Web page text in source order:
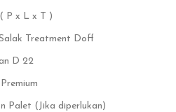
P x L x T )
Treatment Doff
D 22
Palet (Jika diperlukan)